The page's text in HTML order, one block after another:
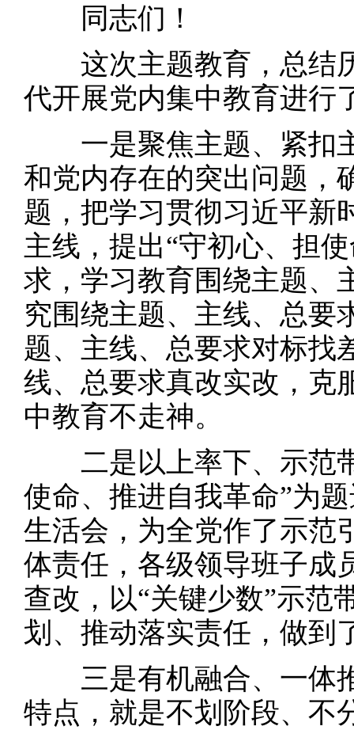
同志们！
这次主题教育，总结
代开展党内集中教育进行
一是聚焦主题、紧扣
和党内存在的突出问题，
题，把学习贯彻习近平新
主线，提出“守初心、担
求，学习教育围绕主题、
究围绕主题、主线、总要
题、主线、总要求对标找
线、总要求真改实改，克
中教育不走神。
二是以上率下、示范带
使命、推进自我革命”为
生活会，为全党作了示范
体责任，各级领导班子成
查改，以“关键少数”示范
划、推动落实责任，做到
三是有机融合、一体
特点，就是不划阶段、不